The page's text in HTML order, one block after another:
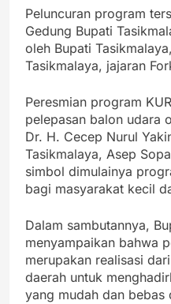
Peluncuran program
Gedung Bupati
oleh Bupati
Tasikmalaya, jajaran
Peresmian program
pelepasan balon udara
Dr. H. Cecep Nurul
Tasikmalaya, Asep
simbol dimulainya
bagi masyarakat kecil
Dalam sambutannya,
menyampaikan bahwa
merupakan realisasi
daerah untuk
yang mudah dan bebas